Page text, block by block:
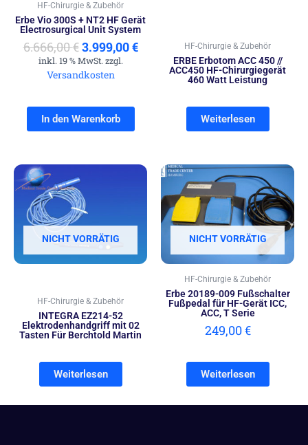
HF-Chirurgie & Zubehör
Erbe Vio 300S + NT2 HF Gerät
Electrosurgical Unit System
6.666,00€3.999,00€
inkl. 19 % MwSt. zzgl.
Versandkosten
In den Warenkorb
HF-Chirurgie & Zubehör
ERBE Erbotom ACC 450 //
ACC450 HF-Chirurgiegerät
460 Watt Leistung
Weiterlesen
NICHT VORRÄTIG
HF-Chirurgie & Zubehör
INTEGRA EZ214-52
Elektrodenhandgriff mit 02
Tasten Für Berchtold Martin
Weiterlesen
NICHT VORRÄTIG
HF-Chirurgie & Zubehör
Erbe 20189-009 Fußschalter
Fußpedal für HF-Gerät ICC,
ACC, T Serie
249,00€
Weiterlesen